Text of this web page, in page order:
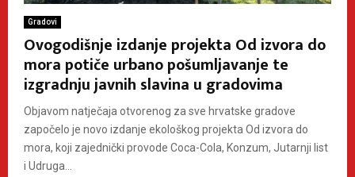
Gradovi
Ovogodišnje izdanje projekta Od izvora do
mora potiče urbano pošumljavanje te
izgradnju javnih slavina u gradovima
Objavom natječaja otvorenog za sve hrvatske gradove
započelo je novo izdanje ekološkog projekta Od izvora do
mora, koji zajednički provode Coca-Cola, Konzum, Jutarnji list
i Udruga...